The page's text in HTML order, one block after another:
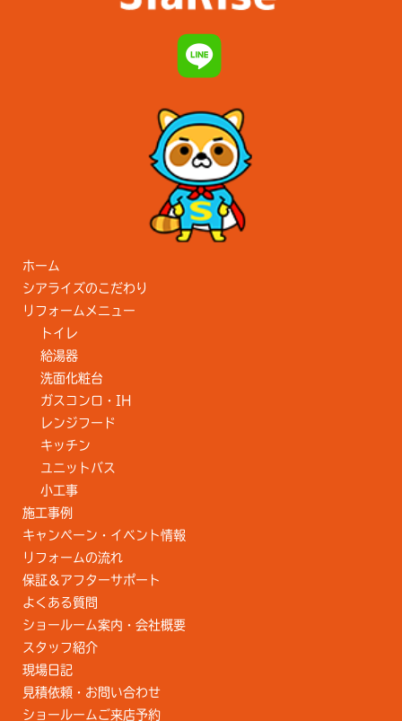
ホーム
シアライズのこだわり
リフォームメニュー
トイレ
給湯器
洗面化粧台
ガスコンロ・IH
レンジフード
キッチン
ユニットバス
小工事
施工事例
キャンペーン・イベント情報
リフォームの流れ
保証＆アフターサポート
よくある質問
ショールーム案内・会社概要
スタッフ紹介
現場日記
見積依頼・お問い合わせ
ショールームご来店予約